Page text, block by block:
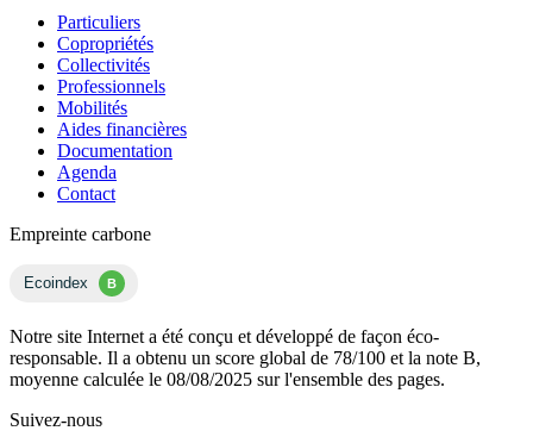
Particuliers
Copropriétés
Collectivités
Professionnels
Mobilités
Aides financières
Documentation
Agenda
Contact
Empreinte carbone
Ecoindex B
Notre site Internet a été conçu et développé de façon éco-
responsable. Il a obtenu un score global de 78/100 et la note B,
moyenne calculée le 08/08/2025 sur l'ensemble des pages.
Suivez-nous